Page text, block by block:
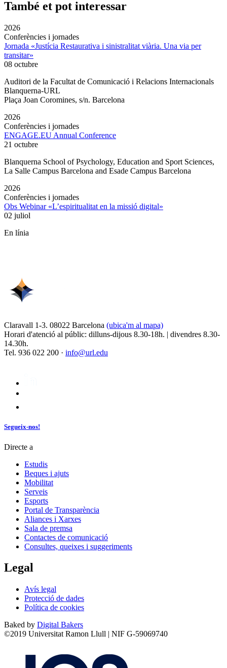
També et pot interessar
2026
Conferències i jornades
Jornada «Justícia Restaurativa i sinistralitat viària. Una via per
transitar»
08 octubre
Auditori de la Facultat de Comunicació i Relacions Internacionals
Blanquerna-URL
Plaça Joan Coromines, s/n. Barcelona
2026
Conferències i jornades
ENGAGE.EU Annual Conference
21 octubre
Blanquerna School of Psychology, Education and Sport Sciences,
La Salle Campus Barcelona and Esade Campus Barcelona
2026
Conferències i jornades
Obs Webinar «L’espiritualitat en la missió digital»
02 juliol
En línia
Claravall 1-3. 08022 Barcelona (ubica'm al mapa)
Horari d'atenció al públic: dilluns-dijous 8.30-18h. | divendres 8.30-
14.30h.
Tel. 936 022 200 · info@url.edu
Segueix-nos!
Directe a
Estudis
Beques i ajuts
Mobilitat
Serveis
Esports
Portal de Transparència
Aliances i Xarxes
Sala de premsa
Contactes de comunicació
Consultes, queixes i suggeriments
Legal
Avís legal
Protecció de dades
Política de cookies
Baked by Digital Bakers
©2019 Universitat Ramon Llull | NIF G-59069740